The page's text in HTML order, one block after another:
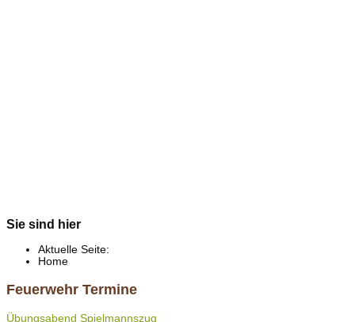
Sie sind hier
Aktuelle Seite:
Home
Feuerwehr Termine
Übungsabend Spielmannszug